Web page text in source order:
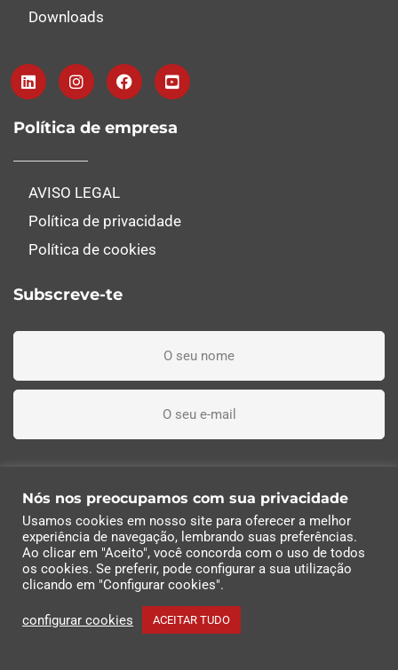
Downloads
Política de empresa
AVISO LEGAL
Política de privacidade
Política de cookies
Subscreve-te
Subscreva agora
© 2022 Industrias Eléctricas Soler, S.A | Todos os
direitos reservados
Nós nos preocupamos com sua privacidade
Usamos cookies em nosso site para oferecer a melhor
experiência de navegação, lembrando suas preferências.
Ao clicar em "Aceito", você concorda com o uso de todos
os cookies. Se preferir, pode configurar a sua utilização
clicando em "Configurar cookies".
configurar cookies ACEITAR TUDO